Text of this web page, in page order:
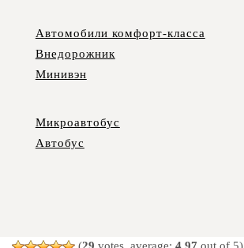
Автомобили комфорт-класса
Внедорожник
Минивэн
Микроавтобус
Автобус
(29 votes, average: 4,97 out of 5)